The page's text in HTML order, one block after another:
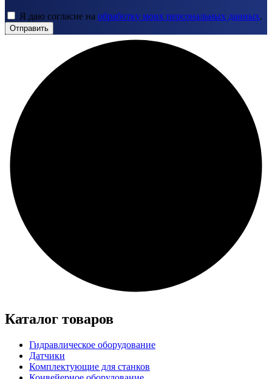
Я даю согласие на обработку моих персональных данных.
Отправить
Каталог товаров
Гидравлическое оборудование
Датчики
Комплектующие для станков